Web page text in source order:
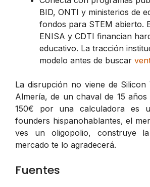
BID, ONTI y ministerios de
fondos para STEM abierto.
ENISA y CDTI financian
educativo. La tracción
modelo antes de buscar
La disrupción no viene de Silicon
Almería, de un chaval de 15 años
150€ por una calculadora es
founders hispanohablantes, el
ves un oligopolio, construye
mercado te lo agradecerá.
Fuentes